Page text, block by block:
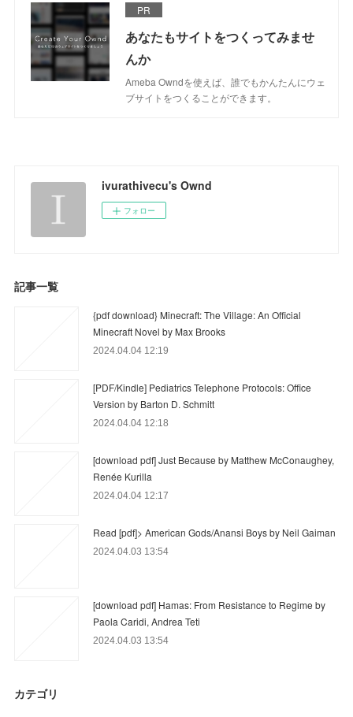
PR
あなたもサイトをつくってみませ
んか
Ameba Owndを使えば、誰でもかんたんにウェ
ブサイトをつくることができます。
ivurathivecu's Ownd
フォロー
記事一覧
{pdf download} Minecraft: The Village: An Official
Minecraft Novel by Max Brooks
2024.04.04 12:19
[PDF/Kindle] Pediatrics Telephone Protocols: Office
Version by Barton D. Schmitt
2024.04.04 12:18
[download pdf] Just Because by Matthew McConaughey,
Renée Kurilla
2024.04.04 12:17
Read [pdf]> American Gods/Anansi Boys by Neil Gaiman
2024.04.03 13:54
[download pdf] Hamas: From Resistance to Regime by
Paola Caridi, Andrea Teti
2024.04.03 13:54
カテゴリ